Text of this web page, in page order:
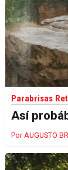
Parabrisas
Así
AUGUSTO